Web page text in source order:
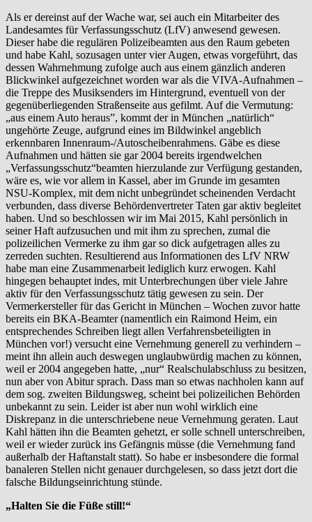
Als er dereinst auf der Wache war, sei auch ein Mitarbeiter des
Landesamtes für Verfassungsschutz (LfV) anwesend gewesen.
Dieser habe die regulären Polizeibeamten aus den Raum gebeten
und habe Kahl, sozusagen unter vier Augen, etwas vorgeführt, das
dessen Wahrnehmung zufolge auch aus einem gänzlich anderen
Blickwinkel aufgezeichnet worden war als die VIVA-Aufnahmen –
die Treppe des Musiksenders im Hintergrund, eventuell von der
gegenüberliegenden Straßenseite aus gefilmt. Auf die Vermutung:
„aus einem Auto heraus”, kommt der in München „natürlich“
ungehörte Zeuge, aufgrund eines im Bildwinkel angeblich
erkennbaren Innenraum-/Autoscheibenrahmens. Gäbe es diese
Aufnahmen und hätten sie gar 2004 bereits irgendwelchen
„Verfassungsschutz“beamten hierzulande zur Verfügung gestanden,
wäre es, wie vor allem in Kassel, aber im Grunde im gesamten
NSU-Komplex, mit dem nicht unbegründet scheinenden Verdacht
verbunden, dass diverse Behördenvertreter Taten gar aktiv begleitet
haben. Und so beschlossen wir im Mai 2015, Kahl persönlich in
seiner Haft aufzusuchen und mit ihm zu sprechen, zumal die
polizeilichen Vermerke zu ihm gar so dick aufgetragen alles zu
zerreden suchten. Resultierend aus Informationen des LfV NRW
habe man eine Zusammenarbeit lediglich kurz erwogen. Kahl
hingegen behauptet indes, mit Unterbrechungen über viele Jahre
aktiv für den Verfassungsschutz tätig gewesen zu sein. Der
Vermerkersteller für das Gericht in München – Wochen zuvor hatte
bereits ein BKA-Beamter (namentlich ein Raimond Heim, ein
entsprechendes Schreiben liegt allen Verfahrensbeteiligten in
München vor!) versucht eine Vernehmung generell zu verhindern –
meint ihn allein auch deswegen unglaubwürdig machen zu können,
weil er 2004 angegeben hatte, „nur“ Realschulabschluss zu besitzen,
nun aber von Abitur sprach. Dass man so etwas nachholen kann auf
dem sog. zweiten Bildungsweg, scheint bei polizeilichen Behörden
unbekannt zu sein. Leider ist aber nun wohl wirklich eine
Diskrepanz in die unterschriebene neue Vernehmung geraten. Laut
Kahl hätten ihn die Beamten gehetzt, er solle schnell unterschreiben,
weil er wieder zurück ins Gefängnis müsse (die Vernehmung fand
außerhalb der Haftanstalt statt). So habe er insbesondere die formal
banaleren Stellen nicht genauer durchgelesen, so dass jetzt dort die
falsche Bildungseinrichtung stünde.
„Halten Sie die Füße still!“